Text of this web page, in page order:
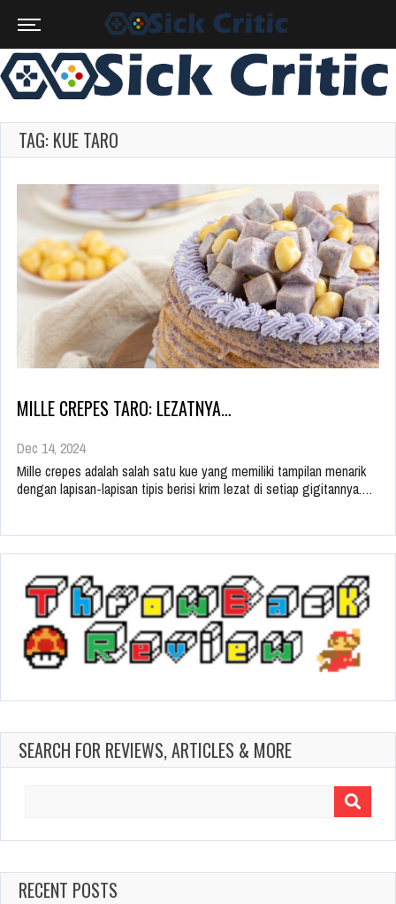
TAG: KUE TARO
MILLE CREPES TARO: LEZATNYA…
Dec 14, 2024
Mille crepes adalah salah satu kue yang memiliki tampilan menarik
dengan lapisan-lapisan tipis berisi krim lezat di setiap gigitannya.…
SEARCH FOR REVIEWS, ARTICLES & MORE
RECENT POSTS